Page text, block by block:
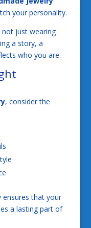
your personality.
not just wearing
a story, a
who you are.
, consider the
ensures that your
a lasting part of